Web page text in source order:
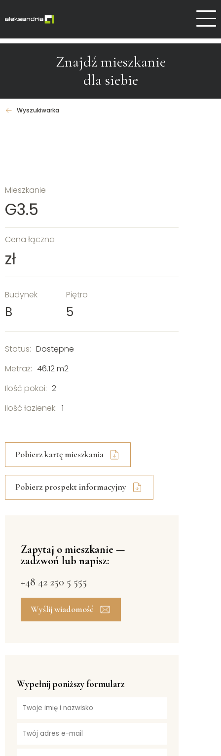
Znajdź mieszkanie
dla siebie
Wyszukiwarka
Mieszkanie
G3.5
Cena łączna
zł
Budynek
B
Piętro
5
Status: Dostępne
Metraż: 46.12 m2
Ilość pokoi: 2
Ilość łazienek: 1
Pobierz kartę mieszkania
Pobierz prospekt informacyjny
Zapytaj o mieszkanie —
zadzwoń lub napisz:
+48 42 250 5 555
Wyślij wiadomość
Wypełnij poniższy formularz